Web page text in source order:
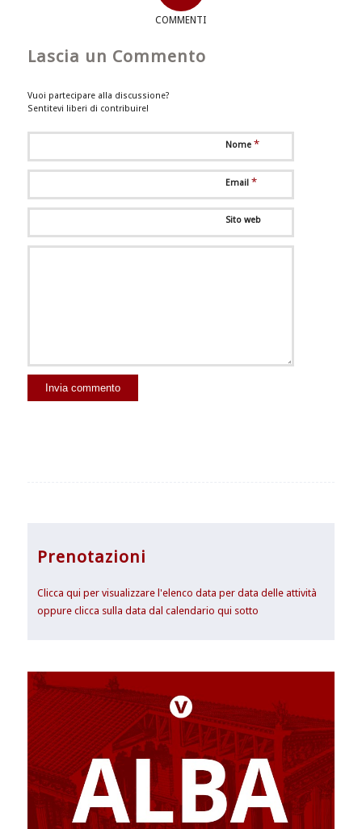
COMMENTI
Lascia un Commento
Vuoi partecipare alla discussione?
Sentitevi liberi di contribuire!
Nome *
Email *
Sito web
Prenotazioni
Clicca qui per visualizzare l'elenco data per data delle attività
oppure clicca sulla data dal calendario qui sotto